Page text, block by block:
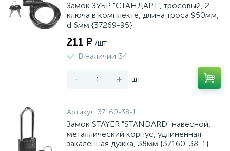
Замок ЗУБР "СТАНДАРТ", тросовый, 2
ключа в комплекте, длина троса 950мм,
d 6мм {37269-95}
211 ₽ /шт
В наличии 34
- + шт
Артикул: 37160-38-1
Замок STAYER "STANDARD" навесной,
металлический корпус, удлиненная
закаленная дужка, 38мм {37160-38-1}